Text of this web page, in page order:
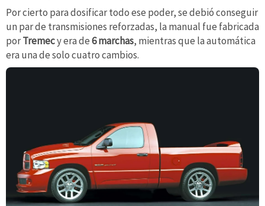
Por cierto para dosificar todo ese poder, se debió conseguir
un par de transmisiones reforzadas, la manual fue fabricada
porTremecy era de6 marchas, mientras que la automática
era una de solo cuatro cambios.